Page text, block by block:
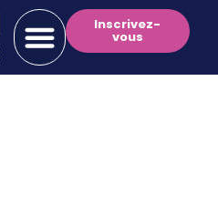
Inscrivez-
vous